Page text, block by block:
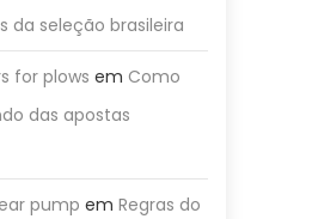
da seleção brasileira
for plows em Como
das apostas
pump emRegras do